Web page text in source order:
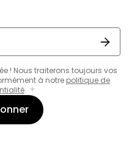
! Nous traiterons toujours vos
à notre politique de
.